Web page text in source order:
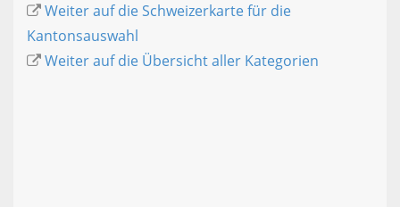
Weiter auf die Schweizerkarte für die
Kantonsauswahl
Weiter auf die Übersicht aller Kategorien